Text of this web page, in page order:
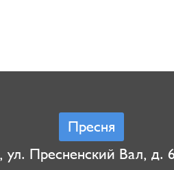
Пресня
ул. Пресненский Вал, д.